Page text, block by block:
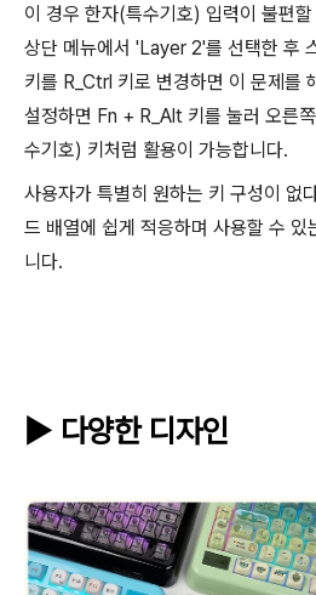
이 경우 한자(특수기호) 입력이 불편
상단 메뉴에서 'Layer 2'를 선택한 후
키를 R_Ctrl 키로 변경하면 이 문제를
설정하면 Fn + R_Alt 키를 눌러 오른
수기호) 키처럼 활용이 가능합니다.
사용자가 특별히 원하는 키 구성이 없
드 배열에 쉽게 적응하며 사용할 수 있
니다.
▶ 다양한 디자인